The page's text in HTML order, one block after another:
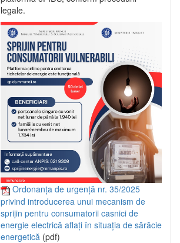
legale.
Ordonanța de urgență nr. 35/2025
privind introducerea unui mecanism de
sprijin pentru consumatorii casnici de
energie electrică aflați în situația de sărăcie
energetică (pdf)